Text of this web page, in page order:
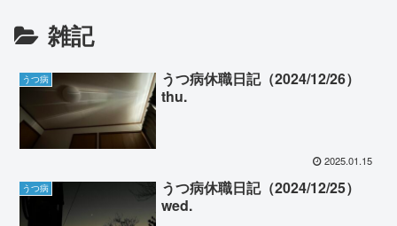
雑記
うつ病
うつ病休職日記（2024/12/26）
thu.
2025.01.15
うつ病
うつ病休職日記（2024/12/25）
wed.